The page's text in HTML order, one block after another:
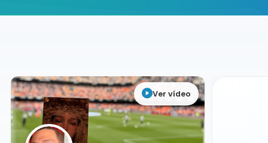
Buscador de músicos
Ver vídeo